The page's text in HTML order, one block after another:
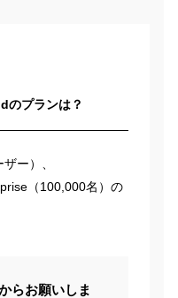
プランは？
ー）、
（100,000名）の
らお願いしま